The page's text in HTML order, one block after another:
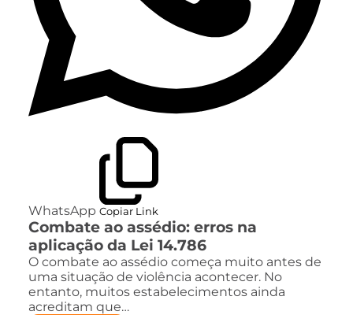
WhatsApp Copiar Link
Combate ao assédio: erros na
aplicação da Lei 14.786
O combate ao assédio começa muito antes de
uma situação de violência acontecer. No
entanto, muitos estabelecimentos ainda
acreditam que…